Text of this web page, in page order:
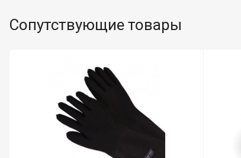
Сопутствующие товары